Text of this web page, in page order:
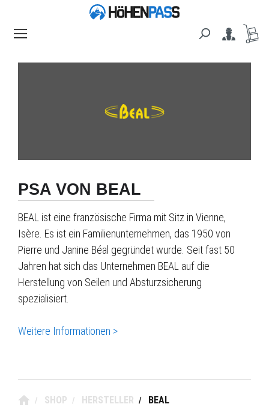
PSA VON BEAL
BEAL ist eine französische Firma mit Sitz in Vienne,
Isère. Es ist ein Familienunternehmen, das 1950 von
Pierre und Janine Béal gegründet wurde. Seit fast 50
Jahren hat sich das Unternehmen BEAL auf die
Herstellung von Seilen und Absturzsicherung
spezialisiert.
Weitere Informationen >
/ SHOP / HERSTELLER / BEAL